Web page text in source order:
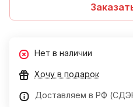
Нет в наличии
Хочу в подарок
Доставляем в РФ